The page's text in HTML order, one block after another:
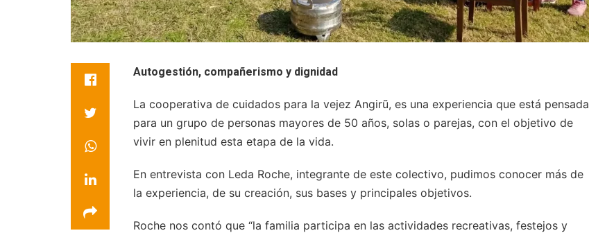
Autogestión, compañerismo y dignidad
La cooperativa de cuidados para la vejez Angirũ, es una experiencia que está pensada
para un grupo de personas mayores de 50 años, solas o parejas, con el objetivo de
vivir en plenitud esta etapa de la vida.
En entrevista con Leda Roche, integrante de este colectivo, pudimos conocer más de
la experiencia, de su creación, sus bases y principales objetivos.
Roche nos contó que “la familia participa en las actividades recreativas, festejos y